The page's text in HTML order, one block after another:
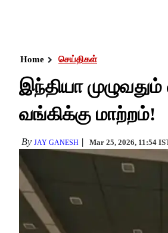
Home செய்திகள்
இந்தியா
வங்கிக்கு மாற்றம்!
By JAY GANESH Mar 25, 2026, 11:54